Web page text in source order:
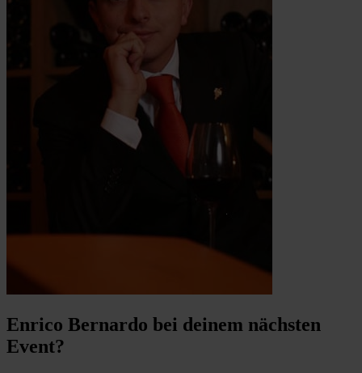
Enrico Bernardo bei deinem nächsten
Event?